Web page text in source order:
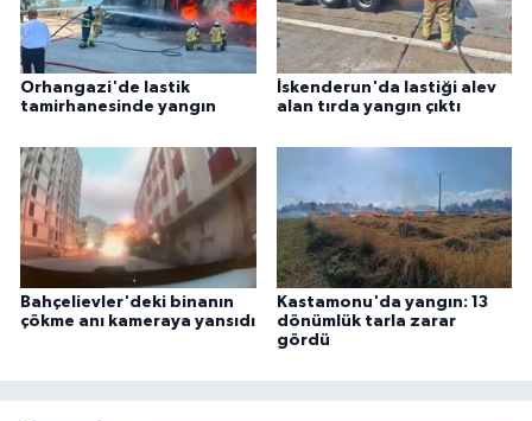
Orhangazi'de lastik
tamirhanesinde yangın
İskenderun'da lastiği alev
alan tırda yangın çıktı
Bahçelievler'deki binanın
çökme anı kameraya yansıdı
Kastamonu'da yangın: 13
dönümlük tarla zarar
gördü